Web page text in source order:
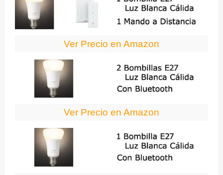
Ver Precio en Amazon
Ver Precio en Amazon